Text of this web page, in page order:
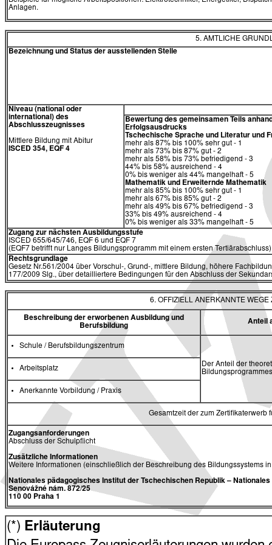
Anlagen.
5. AMTLICHE
Bezeichnung und Status der ausstellenden Stelle
Niveau (national oder
international) des
Abschlusszeugnisses
Mittlere Bildung mit Abitur
ISCED 354, EQF 4
Bewertung des gemeinsamen Teils
Erfolgsausdrucks
Tschechische Sprache und Literatur und
mehr als 87% bis 100% sehr gut - 1
mehr als 73% bis 87% gut - 2
mehr als 58% bis 73% befriedigend - 3
44% bis 58% ausreichend - 4
0% bis weniger als 44% mangelhaft - 5
Mathematik und Erweiternde Mathematik
mehr als 85% bis 100% sehr gut - 1
mehr als 67% bis 85% gut - 2
mehr als 49% bis 67% befriedigend - 3
33% bis 49% ausreichend - 4
0% bis weniger als 33% mangelhaft - 5
Zugang zur nächsten Ausbildungsstufe
ISCED 655/645/746, EQF 6 und EQF 7
(EQF7 betrifft nur Langes Bildungsprogramm mit einem ersten Tertiärabschluss)
Rechtsgrundlage
Gesetz Nr.561/2004 über Vorschul-, Grund-, mittlere Bildung, höhere
177/2009 Slg., über detailliertere Bedingungen für den Abschluss der
6. OFFIZIELL ANERKANNTE
Beschreibung der erworbenen Ausbildung und
Berufsbildung
Anteil
Schule / Berufsbildungszentrum
Der Anteil der
Arbeitsplatz
Anerkannte Vorbildung / Praxis
Gesamtzeit der zum
Zugangsanforderungen
Abschluss der Schulpflicht
Zusätzliche Informationen
Weitere Informationen (einschließlich der Beschreibung des Bildungssystems
Nationales pädagogisches Institut der Tschechischen Republik–
Senovážné nám. 872/25
110 00 Praha 1
(*) Erläuterung